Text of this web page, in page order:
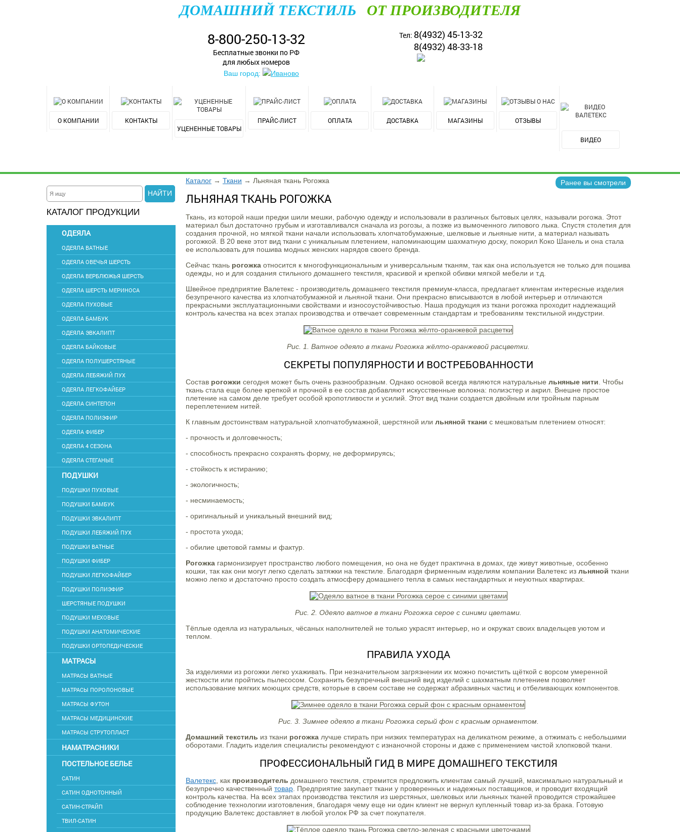
ДОМАШНИЙ ТЕКСТИЛЬ ОТ ПРОИЗВОДИТЕЛЯ
8-800-250-13-32
Бесплатные звонки по РФ
для любых номеров
Тел: 8(4932) 45-13-32
8(4932) 48-33-18
Ваш город: Иваново
О КОМПАНИИ
КОНТАКТЫ
УЦЕНЕННЫЕ ТОВАРЫ
ПРАЙС-ЛИСТ ОПЛАТА ДОСТАВКА МАГАЗИНЫ ОТЗЫВЫ
ВИДЕО
НАЙТИ
КАТАЛОГ ПРОДУКЦИИ
ОДЕЯЛА
ОДЕЯЛА ВАТНЫЕ
ОДЕЯЛА ОВЕЧЬЯ ШЕРСТЬ
ОДЕЯЛА ВЕРБЛЮЖЬЯ ШЕРСТЬ
ОДЕЯЛА ШЕРСТЬ МЕРИНОСА
ОДЕЯЛА ПУХОВЫЕ
ОДЕЯЛА БАМБУК
ОДЕЯЛА ЭВКАЛИПТ
ОДЕЯЛА БАЙКОВЫЕ
ОДЕЯЛА ПОЛУШЕРСТЯНЫЕ
ОДЕЯЛА ЛЕБЯЖИЙ ПУХ
ОДЕЯЛА ЛЕГКОФАЙБЕР
ОДЕЯЛА СИНТЕПОН
ОДЕЯЛА ПОЛИЭФИР
ОДЕЯЛА ФИБЕР
ОДЕЯЛА 4 СЕЗОНА
ОДЕЯЛА СТЕГАНЫЕ
ПОДУШКИ
ПОДУШКИ ПУХОВЫЕ
ПОДУШКИ БАМБУК
ПОДУШКИ ЭВКАЛИПТ
ПОДУШКИ ЛЕБЯЖИЙ ПУХ
ПОДУШКИ ВАТНЫЕ
ПОДУШКИ ФИБЕР
ПОДУШКИ ЛЕГКОФАЙБЕР
ПОДУШКИ ПОЛИЭФИР
ШЕРСТЯНЫЕ ПОДУШКИ
ПОДУШКИ МЕХОВЫЕ
ПОДУШКИ АНАТОМИЧЕСКИЕ
ПОДУШКИ ОРТОПЕДИЧЕСКИЕ
МАТРАСЫ
МАТРАСЫ ВАТНЫЕ
МАТРАСЫ ПОРОЛОНОВЫЕ
МАТРАСЫ ФУТОН
МАТРАСЫ МЕДИЦИНСКИЕ
МАТРАСЫ СТРУТОПЛАСТ
НАМАТРАСНИКИ
ПОСТЕЛЬНОЕ БЕЛЬЕ
САТИН
САТИН ОДНОТОННЫЙ
САТИН-СТРАЙП
ТВИЛ-САТИН
Каталог → Ткани → Льняная ткань Рогожка Ранее вы смотрели
ЛЬНЯНАЯ ТКАНЬ РОГОЖКА
Ткань, из которой наши предки шили мешки, рабочую одежду и использовали в различных бытовых целях, называли рогожа. Этот
материал был достаточно грубым и изготавливался сначала из рогозы, а позже из вымоченного липового лыка. Спустя столетия для
создания прочной, но мягкой ткани начали использовать хлопчатобумажные, шелковые и льняные нити, а материал называть
рогожкой. В 20 веке этот вид ткани с уникальным плетением, напоминающим шахматную доску, покорил Коко Шанель и она стала
ее использовать для пошива модных женских нарядов своего бренда.
Сейчас ткань рогожка относится к многофункциональным и универсальным тканям, так как она используется не только для пошива
одежды, но и для создания стильного домашнего текстиля, красивой и крепкой обивки мягкой мебели и т.д.
Швейное предприятие Валетекс - производитель домашнего текстиля премиум-класса, предлагает клиентам интересные изделия
безупречного качества из хлопчатобумажной и льняной ткани. Они прекрасно вписываются в любой интерьер и отличаются
прекрасными эксплуатационными свойствами и износоустойчивостью. Наша продукция из ткани рогожка проходит надлежащий
контроль качества на всех этапах производства и отвечает современным стандартам и требованиям текстильной индустрии.
Рис. 1. Ватное одеяло в ткани Рогожка жёлто-оранжевой расцветки.
СЕКРЕТЫ ПОПУЛЯРНОСТИ И ВОСТРЕБОВАННОСТИ
Состав рогожки сегодня может быть очень разнообразным. Однако основой всегда являются натуральные льняные нити . Чтобы
ткань стала еще более крепкой и прочной в ее состав добавляют искусственные волокна: полиэстер и акрил. Внешне простое
плетение на самом деле требует особой кропотливости и усилий. Этот вид ткани создается двойным или тройным парным
переплетением нитей.
К главным достоинствам натуральной хлопчатобумажной, шерстяной или льняной ткани с мешковатым плетением относят:
- прочность и долговечность;
- способность прекрасно сохранять форму, не деформируясь;
- стойкость к истиранию;
- экологичность;
- несминаемость;
- оригинальный и уникальный внешний вид;
- простота ухода;
- обилие цветовой гаммы и фактур.
Рогожка гармонизирует пространство любого помещения, но она не будет практична в домах, где живут животные, особенно
кошки, так как они могут легко сделать затяжки на текстиле. Благодаря фирменным изделиям компании Валетекс из льняной ткани
можно легко и достаточно просто создать атмосферу домашнего тепла в самых нестандартных и неуютных квартирах.
Рис. 2. Одеяло ватное в ткани Рогожка серое с синими цветами.
Тёплые одеяла из натуральных, чёсаных наполнителей не только украсят интерьер, но и окружат своих владельцев уютом и
теплом.
ПРАВИЛА УХОДА
За изделиями из рогожки легко ухаживать. При незначительном загрязнении их можно почистить щёткой с ворсом умеренной
жесткости или пройтись пылесосом. Сохранить безупречный внешний вид изделий с шахматным плетением позволяет
использование мягких моющих средств, которые в своем составе не содержат абразивных частиц и отбеливающих компонентов.
Рис. 3. Зимнее одеяло в ткани Рогожка серый фон с красным орнаментом.
Домашний текстиль из ткани рогожка лучше стирать при низких температурах на деликатном режиме, а отжимать с небольшими
оборотами. Гладить изделия специалисты рекомендуют с изнаночной стороны и даже с применением чистой хлопковой ткани.
ПРОФЕССИОНАЛЬНЫЙ ГИД В МИРЕ ДОМАШНЕГО ТЕКСТИЛЯ
Валетекс , как производитель домашнего текстиля, стремится предложить клиентам самый лучший, максимально натуральный и
безупречно качественный товар . Предприятие закупает ткани у проверенных и надежных поставщиков, и проводит входящий
контроль качества. На всех этапах производства текстиля из шерстяных, шелковых или льняных тканей проводится строжайшее
соблюдение технологии изготовления, благодаря чему еще ни один клиент не вернул купленный товар из-за брака. Готовую
продукцию Валетекс доставляет в любой уголок РФ за счет покупателя.